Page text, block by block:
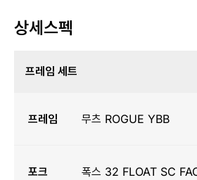
상세스펙
프레임 세트
프레임 무츠 ROGUE YBB
포크
폭스 32 FLOAT SC